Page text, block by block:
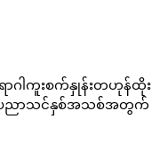
ာဂါကူးစက်နှုန်းတဟုန်ထိုး
ပညာသင်နှစ်အသစ်အတွက်